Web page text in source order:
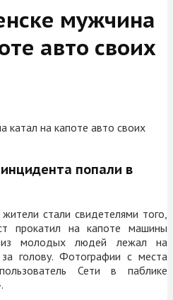
мужчина
авто своих
попали в
стали свидетелями того,
прокатил на капоте машины
молодых людей лежал на
голову. Фотографии с места
Сети в паблике